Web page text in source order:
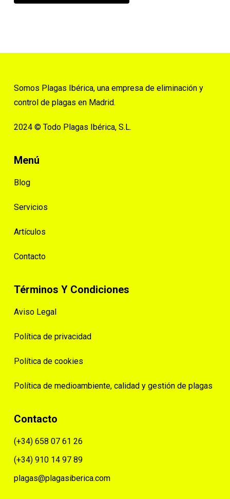
Somos Plagas Ibérica, una empresa de eliminación y
control de plagas en Madrid.
2024 © Todo Plagas Ibérica, S.L.
Menú
Blog
Servicios
Artículos
Contacto
Términos Y Condiciones
Aviso Legal
Política de privacidad
Política de cookies
Política de medioambiente, calidad y gestión de plagas
Contacto
(+34) 658 07 61 26
(+34) 910 14 97 89
plagas@plagasiberica.com